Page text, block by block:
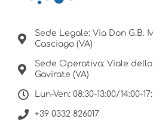
Sede Legale: Via Don G.B.
Casciago (VA)
Sede Operativa: Viale dello
Gavirate (VA)
Lun-Ven: 08:30-13:00/14:00-
+39 0332 826017